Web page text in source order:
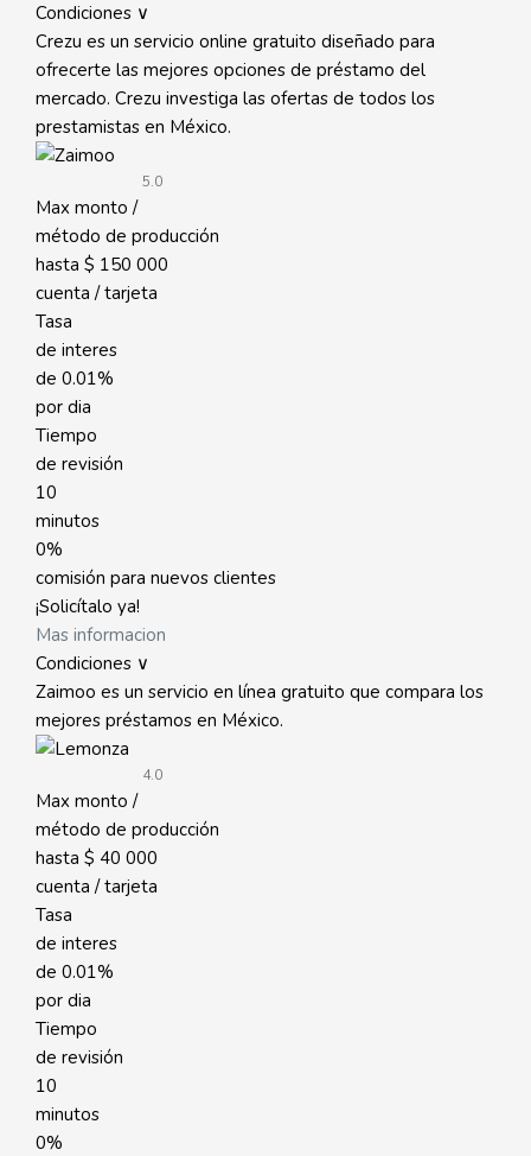
Condiciones ∨
Crezu es un servicio online gratuito diseñado para
ofrecerte las mejores opciones de préstamo del
mercado. Crezu investiga las ofertas de todos los
prestamistas en México.
5.0
Max monto /
método de producción
hasta $ 150 000
cuenta / tarjeta
Tasa
de interes
de 0.01%
por dia
Tiempo
de revisión
10
minutos
0%
comisión para nuevos clientes
¡Solicítalo ya!
Mas informacion
Condiciones ∨
Zaimoo es un servicio en línea gratuito que compara los
mejores préstamos en México.
4.0
Max monto /
método de producción
hasta $ 40 000
cuenta / tarjeta
Tasa
de interes
de 0.01%
por dia
Tiempo
de revisión
10
minutos
0%